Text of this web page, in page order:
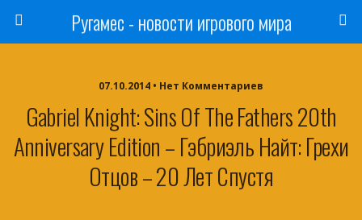
Ругамес - новости игрового мира
07.10.2014 • Нет Комментариев
Gabriel Knight: Sins Of The Fathers 20th
Anniversary Edition – Гэбриэль Найт: Грехи
Отцов – 20 Лет Спустя